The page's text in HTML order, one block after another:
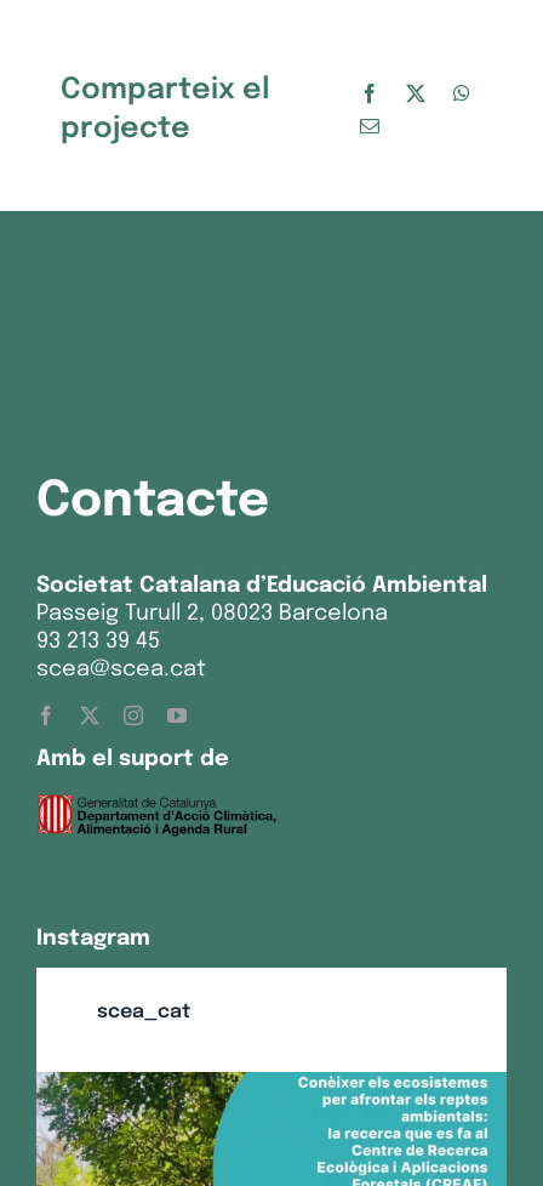
Comparteix el
projecte
Contacte
Societat Catalana d’Educació Ambiental
Passeig Turull 2, 08023 Barcelona
93 213 39 45
scea@scea.cat
Amb el suport de
Instagram
scea_cat